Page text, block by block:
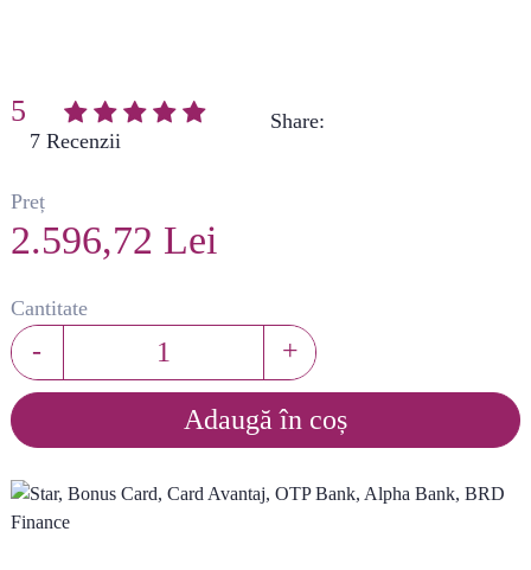
5
7 )
Share:
Preț
2.596,72 Lei
Cantitate
+
-
Adaugă în coș